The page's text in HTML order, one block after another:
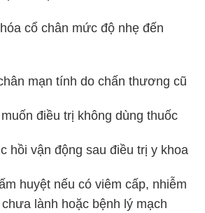
cổ chân mức độ nhẹ đến
mạn tính do chấn thương cũ
điều trị không dùng thuốc
hồi vận động sau điều trị y khoa
huyệt nếu có viêm cấp, nhiễm
lành hoặc bệnh lý mạch